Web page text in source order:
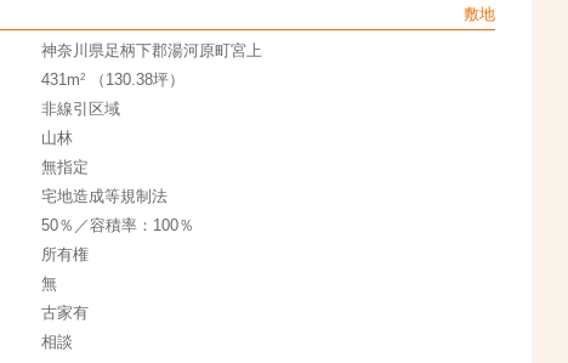
敷地
神奈川県足柄下郡湯河原町宮上
431m2（130.38坪）
非線引区域
山林
無指定
宅地造成等規制法
50％／容積率：100％
所有権
無
古家有
相談